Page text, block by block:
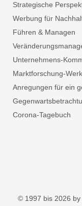
Strategische
Werbung für
Führen & Managen
Unternehmens-
Marktforschung-
Anregungen für ein
Corona-Tagebuch
© 1997 bis 2026 by